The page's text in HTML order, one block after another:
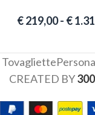
€219,00- €
CREATED BY